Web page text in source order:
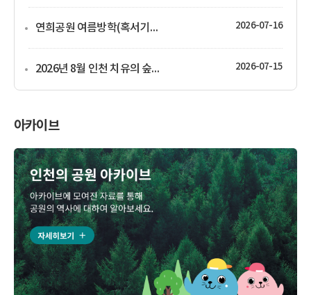
연희공원 여름방학(혹서기) 특집 산림치유프로그램(실내프로그램) 안내 2026-07-16
2026년 8월 인천 치유의 숲 산림 치유 프로그램 운영 안내 2026-07-15
아카이브